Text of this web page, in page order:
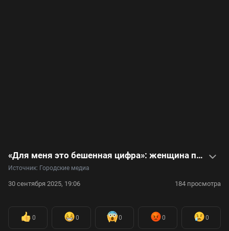
«Для меня это бешенная цифра»: женщина похудела на 50 кг за полгода — видео
Источник: Городские медиа
30 сентября 2025, 19:06 184 просмотра
0 0 0 0 0